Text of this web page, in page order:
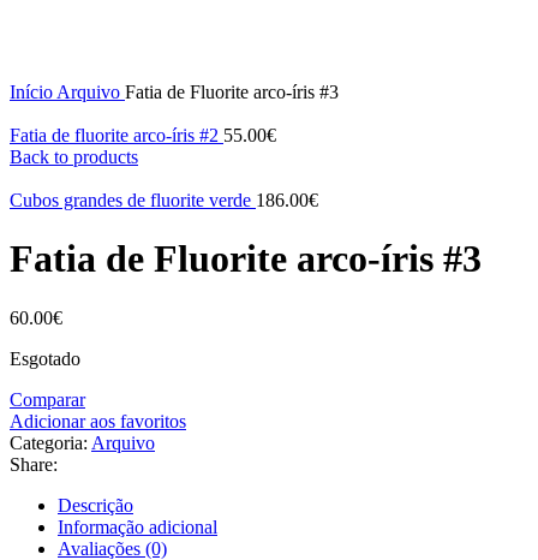
Início Arquivo Fatia de Fluorite arco-íris #3
Fatia de fluorite arco-íris #2 55.00€
Back to products
Cubos grandes de fluorite verde 186.00€
Fatia de Fluorite arco-íris #3
60.00€
Esgotado
Comparar
Adicionar aos favoritos
Categoria: Arquivo
Share:
Descrição
Informação adicional
Avaliações (0)